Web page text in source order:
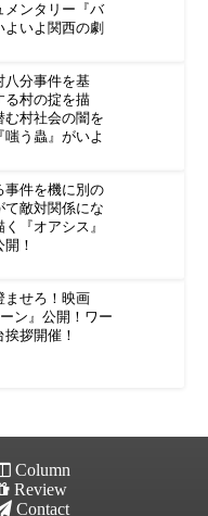
メンタリー『バ
よいよ関西の劇
八分事件を基
る村の掟を描
む村社会の闇を
う蟲』がいよ
事件を機に別の
て敵対関係にな
『オアシス』
！
ませろ！映画
ーン』公開！ワー
拶開催！
Column
Review
Contact